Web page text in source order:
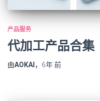
产品服务
代加工产品合集
由AOKAI ， 6年前